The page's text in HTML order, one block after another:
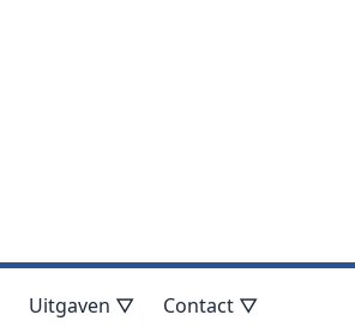
Uitgaven ▽ Contact ▽